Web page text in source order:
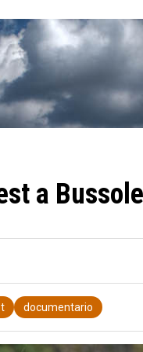
a
documentario